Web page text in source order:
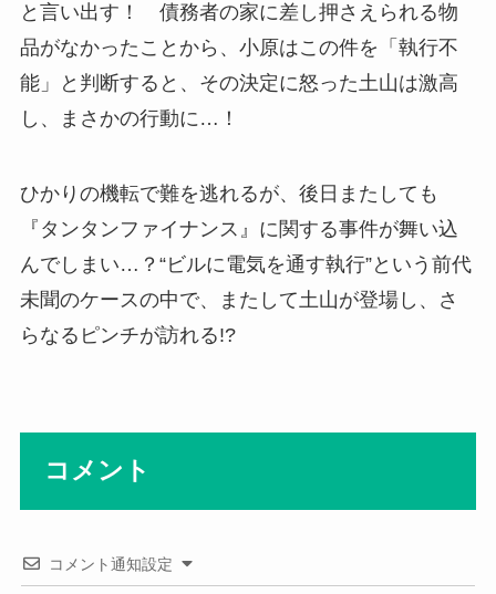
と言い出す！ 債務者の家に差し押さえられる物
品がなかったことから、小原はこの件を「執行不
能」と判断すると、その決定に怒った土山は激高
し、まさかの行動に…！
ひかりの機転で難を逃れるが、後日またしても
『タンタンファイナンス』に関する事件が舞い込
んでしまい…？“ビルに電気を通す執行”という前代
未聞のケースの中で、またして土山が登場し、さ
らなるピンチが訪れる!?
コメント
コメント通知設定